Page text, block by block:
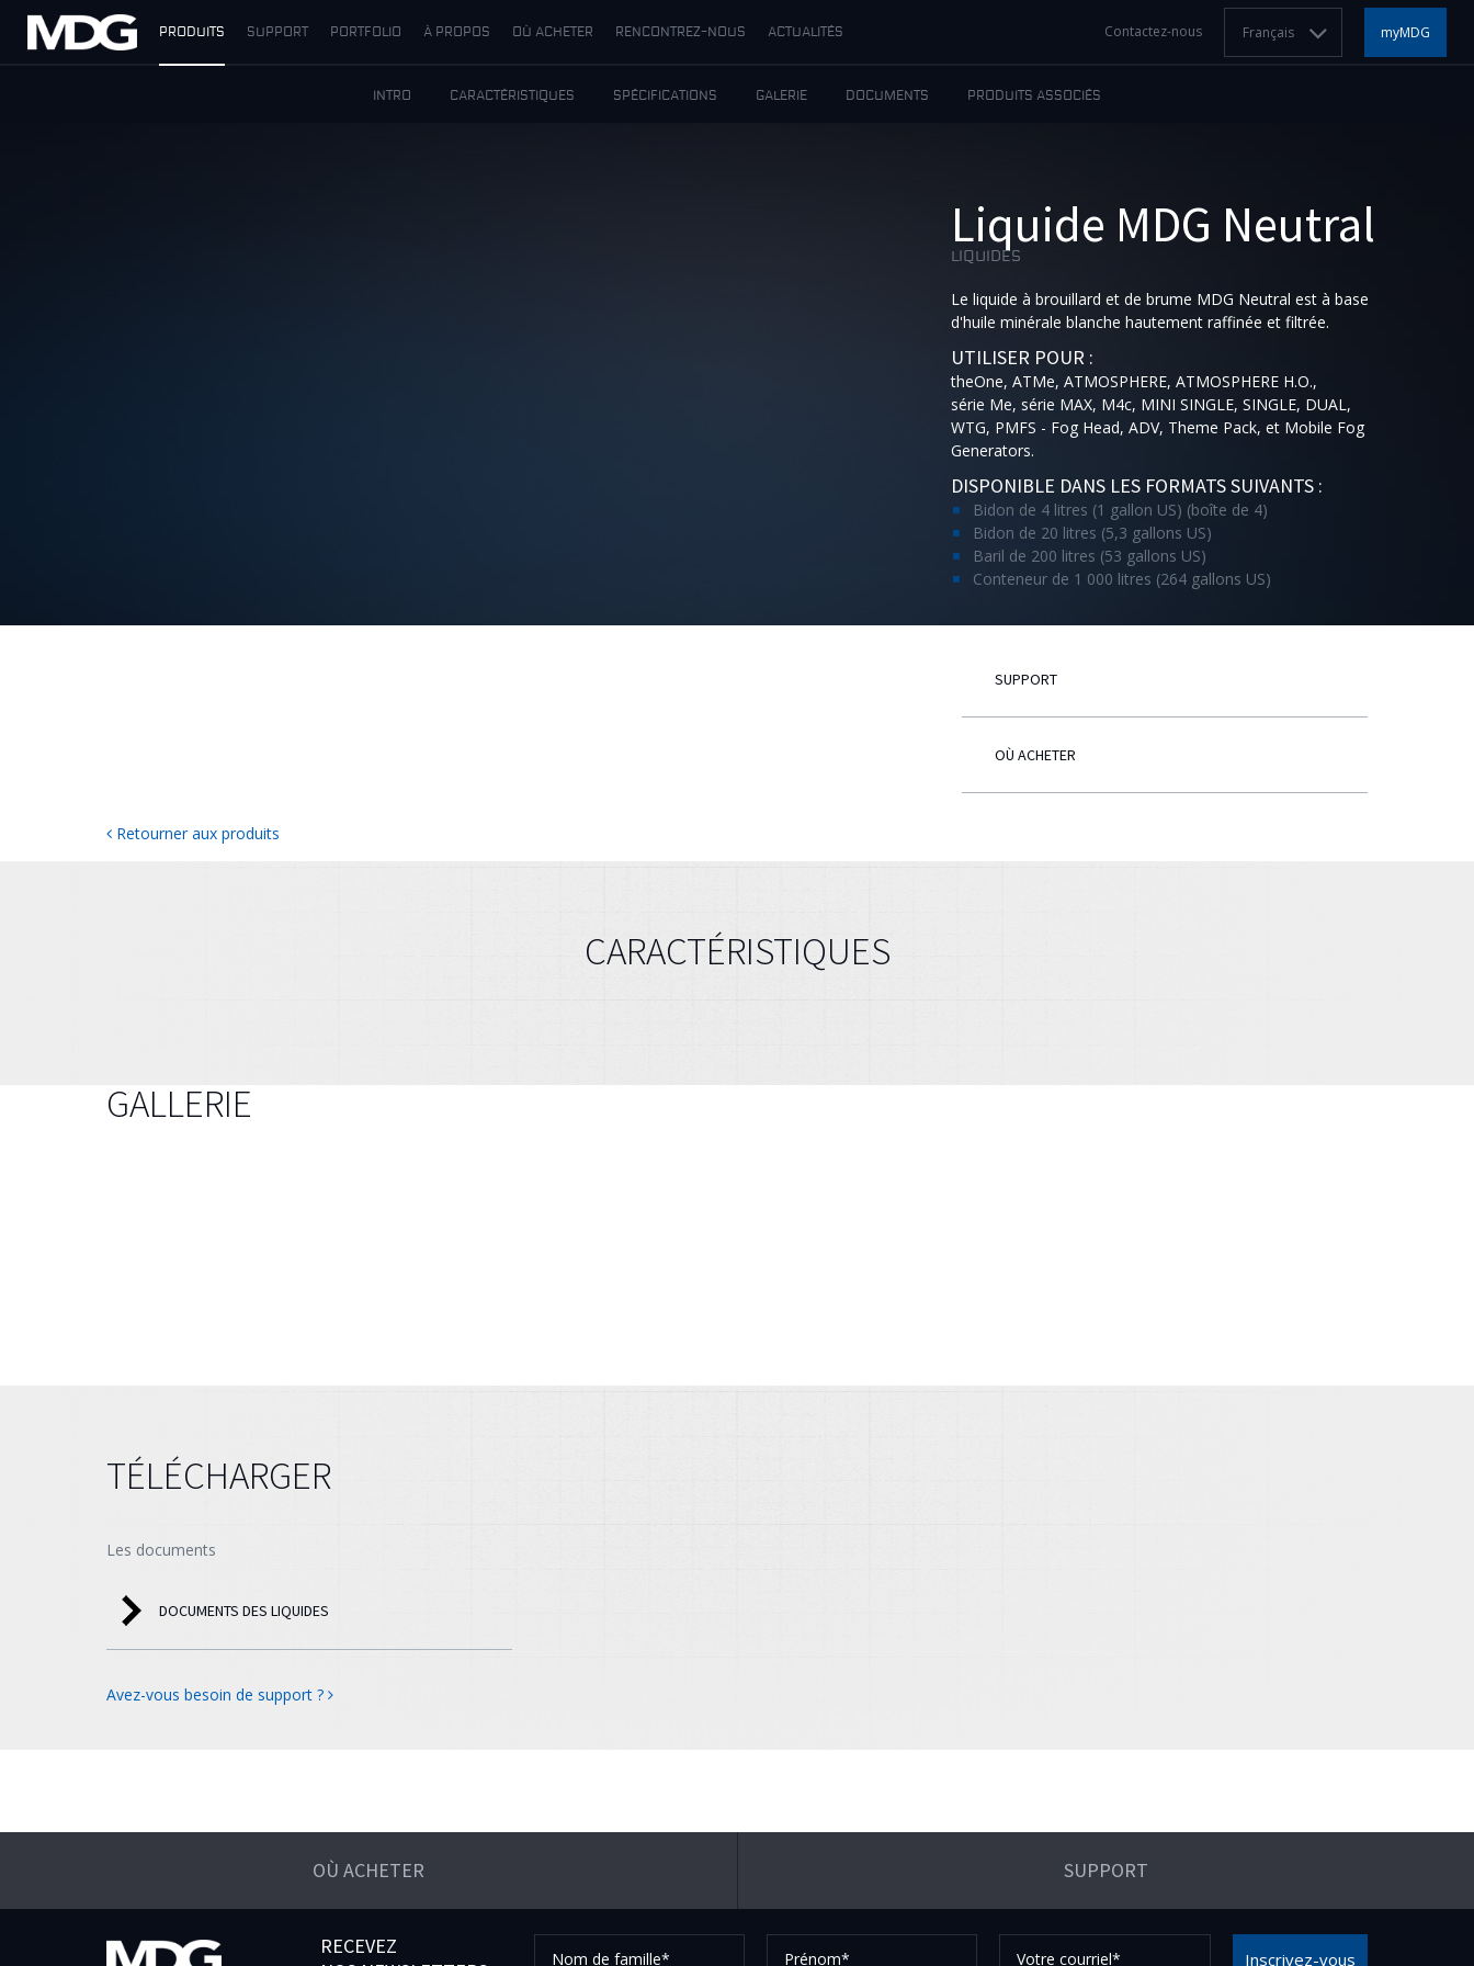
PRODUITS SUPPORT PORTFOLIO À PROPOS OÙ ACHETER RENCONTREZ-NOUS ACTUALITÉS Contactez-nous Français myMDG
INTRO CARACTÉRISTIQUES SPÉCIFICATIONS GALERIE DOCUMENTS PRODUITS ASSOCIÉS
Liquide MDG Neutral
LIQUIDES
Le liquide à brouillard et de brume MDG Neutral est à base
d'huile minérale blanche hautement raffinée et filtrée.
UTILISER POUR :
theOne, ATMe, ATMOSPHERE, ATMOSPHERE H.O.,
série Me, série MAX, M4c, MINI SINGLE, SINGLE, DUAL,
WTG, PMFS - Fog Head, ADV, Theme Pack, et Mobile Fog
Generators.
DISPONIBLE DANS LES FORMATS SUIVANTS :
Bidon de 4 litres (1 gallon US) (boîte de 4)
Bidon de 20 litres (5,3 gallons US)
Baril de 200 litres (53 gallons US)
Conteneur de 1 000 litres (264 gallons US)
SUPPORT
OÙ ACHETER
Retourner aux produits
CARACTÉRISTIQUES
GALLERIE
TÉLÉCHARGER
Les documents
DOCUMENTS DES LIQUIDES
Avez-vous besoin de support ?
OÙ ACHETER SUPPORT
RECEVEZ
Inscrivez-vous